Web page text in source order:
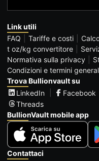
Link utili
FAQ
Tariffe e costi
t oz/kg convertitore
Normativa sulla privacy
Condizioni e termini
Trova Bullionvault su
LinkedIn
Facebook
Threads
BullionVault mobile app
Contattaci